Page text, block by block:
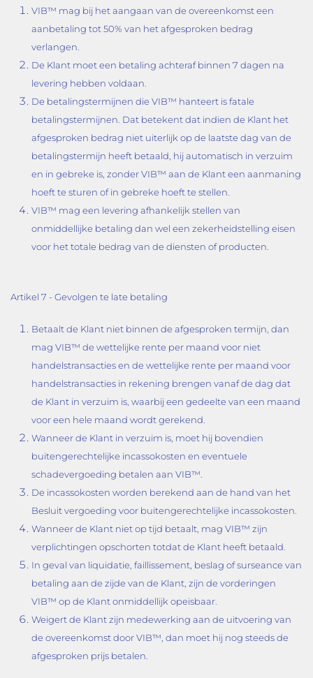
VIB™ mag bij het aangaan van de overeenkomst een
aanbetaling tot 50% van het afgesproken bedrag
verlangen.
De Klant moet een betaling achteraf binnen 7 dagen na
levering hebben voldaan.
De betalingstermijnen die VIB™ hanteert is fatale
betalingstermijnen. Dat betekent dat indien de Klant het
afgesproken bedrag niet uiterlijk op de laatste dag van de
betalingstermijn heeft betaald, hij automatisch in verzuim
en in gebreke is, zonder VIB™ aan de Klant een aanmaning
hoeft te sturen of in gebreke hoeft te stellen.
VIB™ mag een levering afhankelijk stellen van
onmiddellijke betaling dan wel een zekerheidstelling eisen
voor het totale bedrag van de diensten of producten.
Artikel 7 - Gevolgen te late betaling
Betaalt de Klant niet binnen de afgesproken termijn, dan
mag VIB™ de wettelijke rente per maand voor niet
handelstransacties en de wettelijke rente per maand voor
handelstransacties in rekening brengen vanaf de dag dat
de Klant in verzuim is, waarbij een gedeelte van een maand
voor een hele maand wordt gerekend.
Wanneer de Klant in verzuim is, moet hij bovendien
buitengerechtelijke incassokosten en eventuele
schadevergoeding betalen aan VIB™.
De incassokosten worden berekend aan de hand van het
Besluit vergoeding voor buitengerechtelijke incassokosten.
Wanneer de Klant niet op tijd betaalt, mag VIB™ zijn
verplichtingen opschorten totdat de Klant heeft betaald.
In geval van liquidatie, faillissement, beslag of surseance van
betaling aan de zijde van de Klant, zijn de vorderingen
VIB™ op de Klant onmiddellijk opeisbaar.
Weigert de Klant zijn medewerking aan de uitvoering van
de overeenkomst door VIB™, dan moet hij nog steeds de
afgesproken prijs betalen.